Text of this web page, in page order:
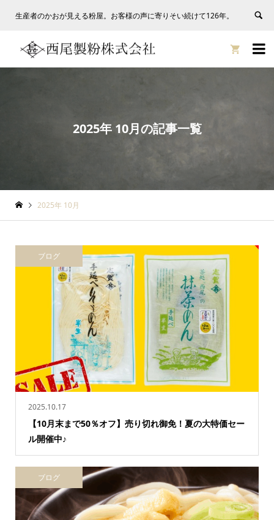
生産者のかおが見える粉屋。お客様の声に寄りそい続けて126年。


2025年 10月の記事一覧
2025年 10月
2025.10.17
【10月末まで50％オフ】売り切れ御免！夏の大特価セー
ル開催中♪
ブログ
ブログ